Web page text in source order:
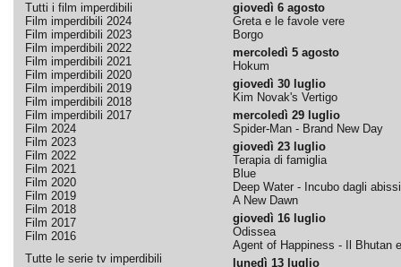
Tutti i film imperdibili
Film imperdibili 2024
Film imperdibili 2023
Film imperdibili 2022
Film imperdibili 2021
Film imperdibili 2020
Film imperdibili 2019
Film imperdibili 2018
Film imperdibili 2017
Film 2024
Film 2023
Film 2022
Film 2021
Film 2020
Film 2019
Film 2018
Film 2017
Film 2016
Tutte le serie tv imperdibili
giovedì 6 agosto
Greta e le favole vere
Borgo
mercoledì 5 agosto
Hokum
giovedì 30 luglio
Kim Novak's Vertigo
mercoledì 29 luglio
Spider-Man - Brand New Day
giovedì 23 luglio
Terapia di famiglia
Blue
Deep Water - Incubo dagli abissi
A New Dawn
giovedì 16 luglio
Odissea
Agent of Happiness - Il Bhutan
lunedì 13 luglio